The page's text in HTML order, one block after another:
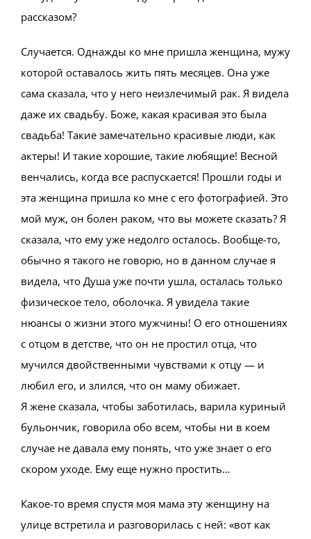
рассказом?
Случается. Однажды ко мне пришла женщина, мужу
которой оставалось жить пять месяцев. Она уже
сама сказала, что у него неизлечимый рак. Я видела
даже их свадьбу. Боже, какая красивая это была
свадьба! Такие замечательно красивые люди, как
актеры! И такие хорошие, такие любящие! Весной
венчались, когда все распускается! Прошли годы и
эта женщина пришла ко мне с его фотографией. Это
мой муж, он болен раком, что вы можете сказать? Я
сказала, что ему уже недолго осталось. Вообще-то,
обычно я такого не говорю, но в данном случае я
видела, что Душа уже почти ушла, осталась только
физическое тело, оболочка. Я увидела такие
нюансы о жизни этого мужчины! О его отношениях
с отцом в детстве, что он не простил отца, что
мучился двойственными чувствами к отцу — и
любил его, и злился, что он маму обижает.
Я жене сказала, чтобы заботилась, варила куриный
бульончик, говорила обо всем, чтобы ни в коем
случае не давала ему понять, что уже знает о его
скором уходе. Ему еще нужно простить…
Какое-то время спустя моя мама эту женщину на
улице встретила и разговорилась с ней: «вот как